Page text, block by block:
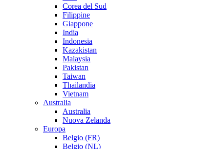
Corea del Sud
Filippine
Giappone
India
Indonesia
Kazakistan
Malaysia
Pakistan
Taiwan
Thailandia
Vietnam
Australia
Australia
Nuova Zelanda
Europa
Belgio (FR)
Belgio (NL)